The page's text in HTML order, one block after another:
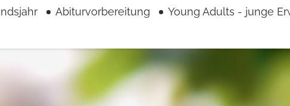
Abiturvorbereitung
Young Adults - junge